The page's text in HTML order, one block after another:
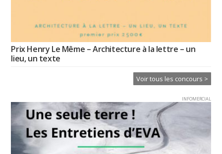
Prix Henry Le Même – Architecture à la lettre – un
lieu, un texte
Voir tous les concours >
INFOMERCIAL